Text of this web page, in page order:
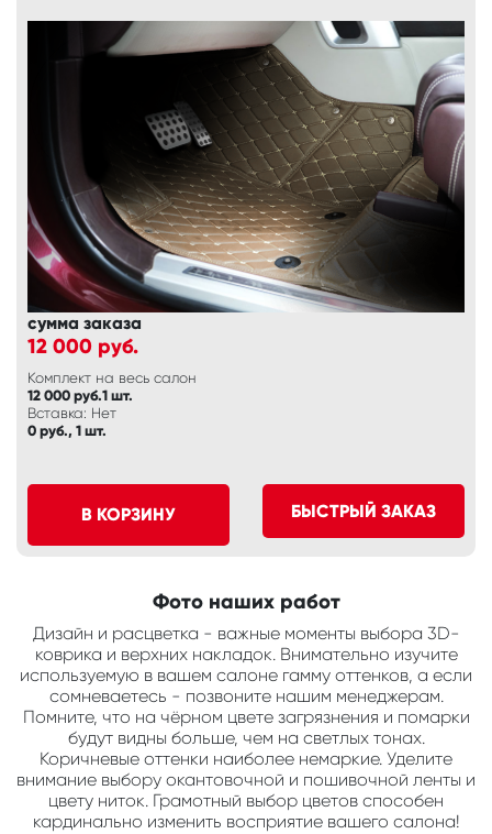
сумма заказа
12 000 руб.
Комплект на весь салон
12 000 руб.1 шт.
Вставка: Нет
0 руб., 1 шт.
В КОРЗИНУ БЫСТРЫЙ ЗАКАЗ
Фото наших работ
Дизайн и расцветка - важные моменты выбора 3D-
коврика и верхних накладок. Внимательно изучите
используемую в вашем салоне гамму оттенков, а если
сомневаетесь - позвоните нашим менеджерам.
Помните, что на чёрном цвете загрязнения и помарки
будут видны больше, чем на светлых тонах.
Коричневые оттенки наиболее немаркие. Уделите
внимание выбору окантовочной и пошивочной ленты и
цвету ниток. Грамотный выбор цветов способен
кардинально изменить восприятие вашего салона!